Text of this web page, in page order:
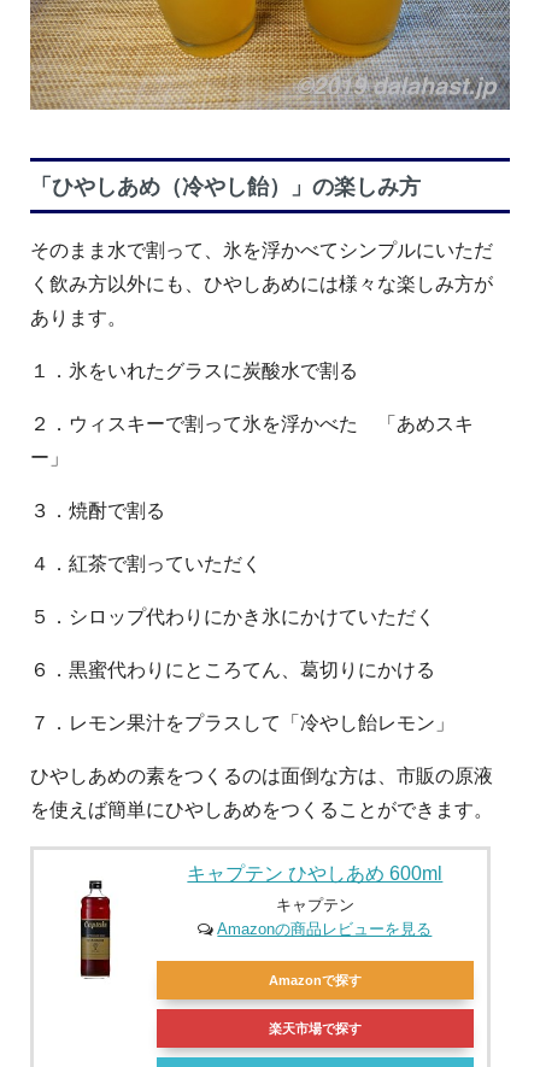
「ひやしあめ（冷やし飴）」の楽しみ方
そのまま水で割って、氷を浮かべてシンプルにいただ
く飲み方以外にも、ひやしあめには様々な楽しみ方が
あります。
１．氷をいれたグラスに炭酸水で割る
２．ウィスキーで割って氷を浮かべた 「あめスキ
ー」
３．焼酎で割る
４．紅茶で割っていただく
５．シロップ代わりにかき氷にかけていただく
６．黒蜜代わりにところてん、葛切りにかける
７．レモン果汁をプラスして「冷やし飴レモン」
ひやしあめの素をつくるのは面倒な方は、市販の原液
を使えば簡単にひやしあめをつくることができます。
キャプテン ひやしあめ 600ml
キャプテン
Amazonの商品レビューを見る
Amazonで探す
楽天市場で探す